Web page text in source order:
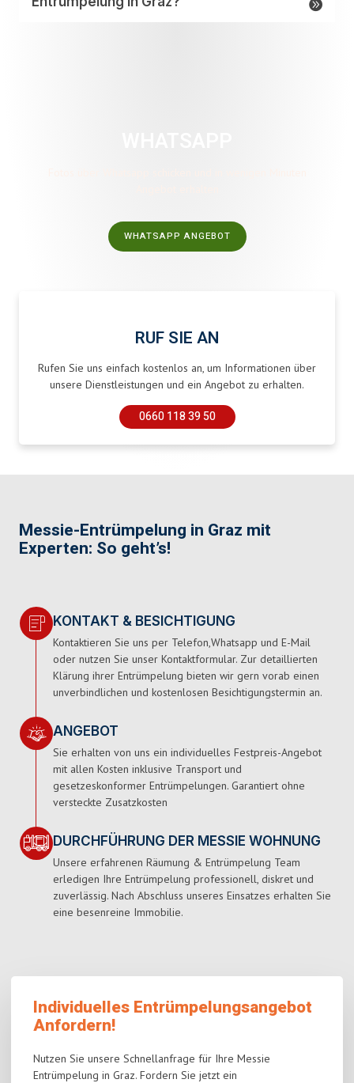
WHATSAPP ANGEBOT
RUF SIE AN
Rufen Sie uns einfach kostenlos an, um Informationen über
unsere Dienstleistungen und ein Angebot zu erhalten.
0660 118 39 50
Messie-Entrümpelung in Graz mit
Experten: So geht’s!
KONTAKT & BESICHTIGUNG
Kontaktieren Sie uns per Telefon,Whatsapp und E-Mail
oder nutzen Sie unser Kontaktformular. Zur detaillierten
Klärung ihrer Entrümpelung bieten wir gern vorab einen
unverbindlichen und kostenlosen Besichtigungstermin an.
ANGEBOT
Sie erhalten von uns ein individuelles Festpreis-Angebot
mit allen Kosten inklusive Transport und
gesetzeskonformer Entrümpelungen. Garantiert ohne
versteckte Zusatzkosten
DURCHFÜHRUNG DER MESSIE WOHNUNG
Unsere erfahrenen Räumung & Entrümpelung Team
erledigen Ihre Entrümpelung professionell, diskret und
zuverlässig. Nach Abschluss unseres Einsatzes erhalten Sie
eine besenreine Immobilie.
Individuelles Entrümpelungsangebot
Anfordern!
Nutzen Sie unsere Schnellanfrage für Ihre Messie
Entrümpelung in Graz. Fordern Sie jetzt ein